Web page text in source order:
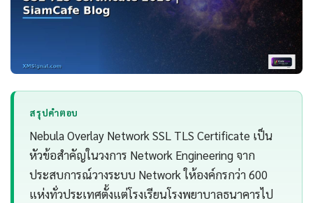
สรุปคำตอบ
Nebula Overlay Network SSL TLS Certificate เป็น
หัวข้อสำคัญในวงการ Network Engineering จาก
ประสบการณ์วางระบบ Network ให้องค์กรกว่า 600
แห่งทั่วประเทศตั้งแต่โรงเรียนโรงพยาบาลธนาคารไป